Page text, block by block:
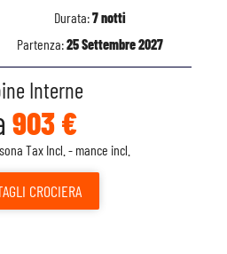
Durata:7 notti
Partenza:25 Settembre 2027
Interne
903 €
Tax Incl. - mance incl.
CROCIERA